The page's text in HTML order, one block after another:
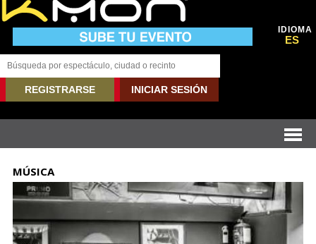
IDIOMA
ES
REGISTRARSE INICIAR SESIÓN
MÚSICA